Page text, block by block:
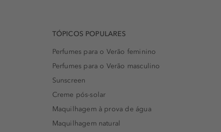
TÓPICOS POPULARES
Perfumes para o Verão feminino
Perfumes para o Verão masculino
Sunscreen
Creme pós-solar
Maquilhagem à prova de água
Maquilhagem natural